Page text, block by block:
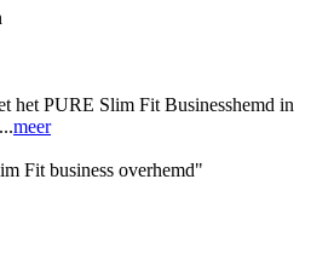
het PURE Slim Fit Businesshemd in
meer
Fit business overhemd"